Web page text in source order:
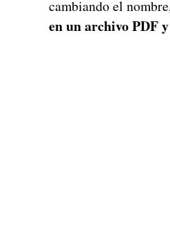
cambiando el
en un archivo PDF